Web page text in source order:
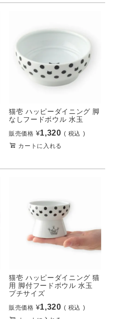
猫壱 ハッピーダイニング 脚
なしフードボウル 水玉
販売価格 ¥1,320
税込
カートに入れる
猫壱 ハッピーダイニング 猫
用 脚付フードボウル 水玉
プチサイズ
販売価格 ¥1,320
税込